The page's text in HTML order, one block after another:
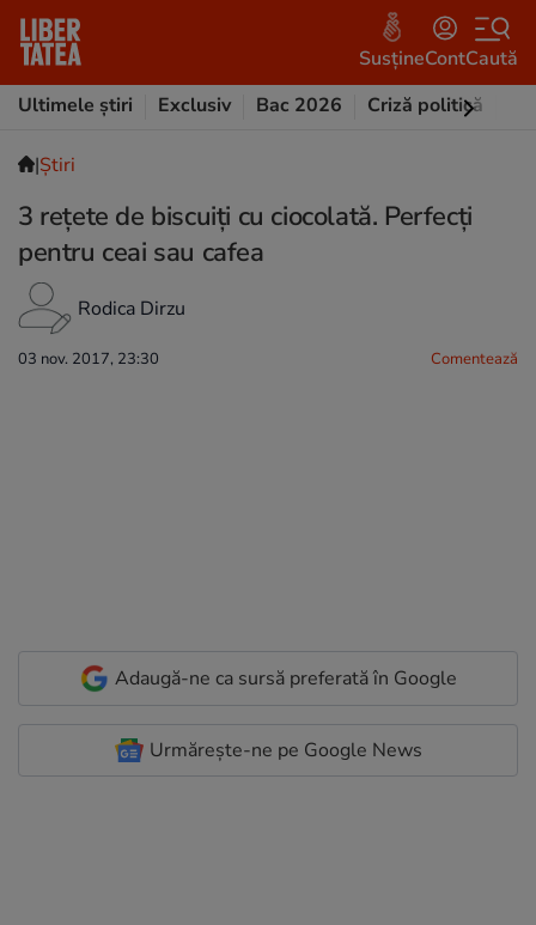
SusțineContCaută
Ultimele știri
Exclusiv Bac 2026 Criză politică
|Ştiri
3 rețete de biscuiți cu ciocolată. Perfecți
pentru ceai sau cafea
Rodica Dirzu
03 nov. 2017, 23:30 Comentează
Adaugă-ne ca sursă preferată în Google
Urmărește-ne pe Google News